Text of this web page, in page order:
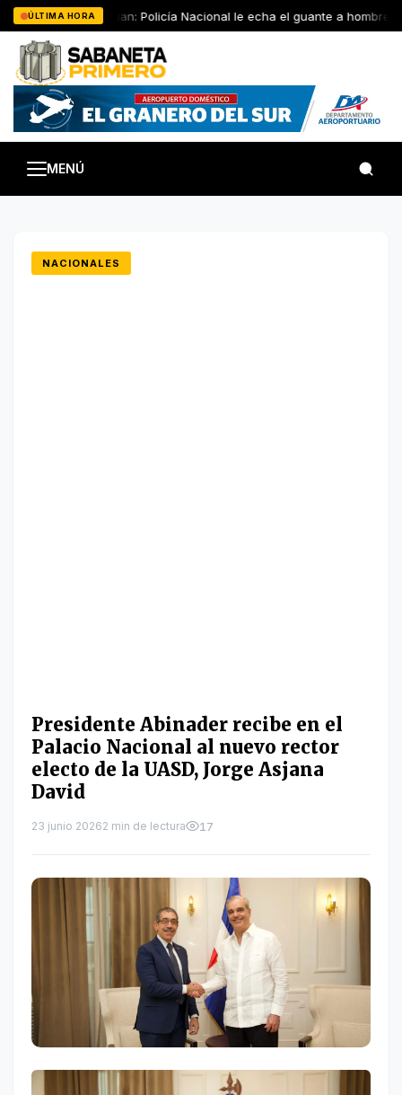
Saltar
al
contenido
ÚLTIMA HORASan Juan: Policía Nacional le echa el guante a hombre
MENÚ
NACIONALES
Presidente Abinader recibe en el
Palacio Nacional al nuevo rector
electo de la UASD, Jorge Asjana
David
23 junio 20262 min de lectura 17